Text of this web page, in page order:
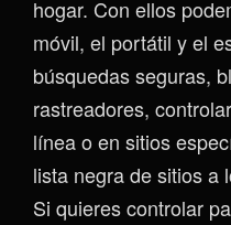
hogar. Con ellos
móvil, el portátil y el
búsquedas seguras,
rastreadores,
línea o en sitios
lista negra de sitios a
Si quieres controlar